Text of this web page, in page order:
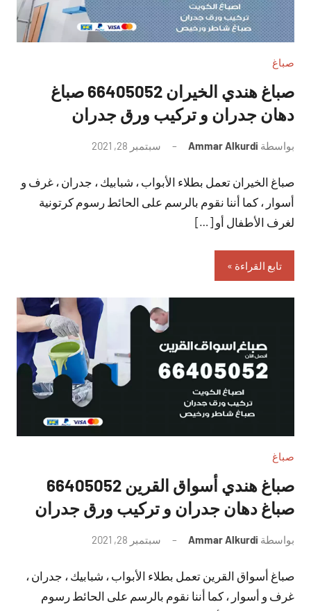
صباغ
صباغ هندي الخيران 66405052 صباغ
دهان جدران و تركيب ورق جدران
بواسطة Ammar Alkurdi سبتمبر 28, 2021
تعليقات
صباغ الخيران تعمل بطلاء الأبواب ، شبابيك ، جدران ، غرف و
أسوار ، كما أننا نقوم بالرسم على الحائط رسوم كرتونية
لغرف الأطفال أو […]
تابع القراءة
صباغ
صباغ هندي أسواق القرين 66405052
صباغ دهان جدران و تركيب ورق جدران
بواسطة Ammar Alkurdi سبتمبر 28, 2021
تعليقات
صباغ أسواق القرين تعمل بطلاء الأبواب ، شبابيك ، جدران ،
غرف و أسوار ، كما أننا نقوم بالرسم على الحائط رسوم